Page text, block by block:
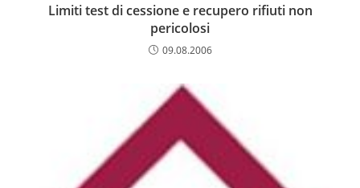
Limiti test di cessione e recupero rifiuti non
pericolosi
09.08.2006